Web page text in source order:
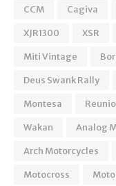
CCM
Cagiva
XJR1300
XSR
Miti Vintage
Deus Swank Rally
Montesa
Wakan
Analog
Arch Motorcycles
Motocross